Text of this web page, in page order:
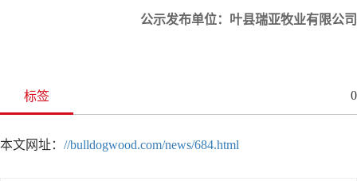
公示发布单位：叶县瑞亚牧业有限公司
标签 0
本文网址： //bulldogwood.com/news/684.html